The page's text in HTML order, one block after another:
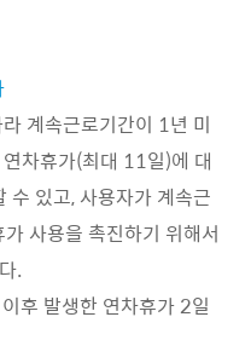
계속근로기간이 1년 미
차휴가(최대 11일)에 대
수 있고, 사용자가 계속근
사용을 촉진하기 위해서
.
후 발생한 연차휴가 2일